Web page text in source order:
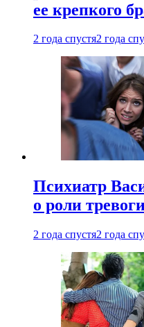
ее крепкого
2 года спустя2 года
Психиатр
о роли
2 года спустя2 года